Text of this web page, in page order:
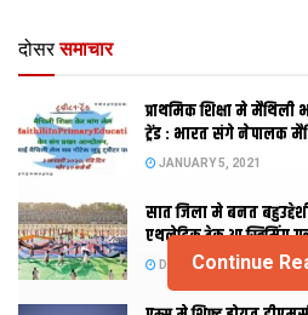
दोसर समाचार
प्राथमिक शि‍क्षा मे
ट्रेंड : भारत संगे नेपालक
JANUARY 5, 2021
सात जिला मे बनत
एथलेटिक ट्रेक आ स्विमिंग
DECEMBER 26, 2020
Continue